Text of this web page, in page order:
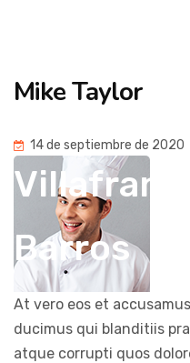
Barros
Mike Taylor
14 de septiembre de 2020
At vero eos et
ducimus qui blanditiis
atque corrupti quos